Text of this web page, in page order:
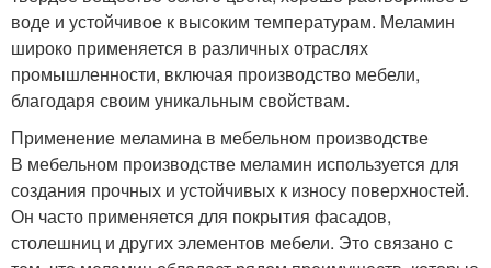
воде и устойчивое к высоким температурам. Меламин
широко применяется в различных отраслях
промышленности, включая производство мебели,
благодаря своим уникальным свойствам.
Применение меламина в мебельном производстве
В мебельном производстве меламин используется для
создания прочных и устойчивых к износу поверхностей.
Он часто применяется для покрытия фасадов,
столешниц и других элементов мебели. Это связано с